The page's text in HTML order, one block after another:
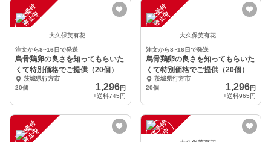
注
文
受
付
停
止
中
大久保芙有花
注文から8~16日で発送
烏骨鶏卵の良さを知ってもらいた
くて特別価格でご提供（20個）
茨城県行方市
20個
1,296円
+送料745円
注
文
受
付
停
止
中
大久保芙有花
注文から8~16日で発送
烏骨鶏卵の良さを知ってもらいた
くて特別価格でご提供（20個）
茨城県行方市
20個
1,296円
+送料965円
注
文
受
付
停
止
中 注
文
受
付
停
止
中